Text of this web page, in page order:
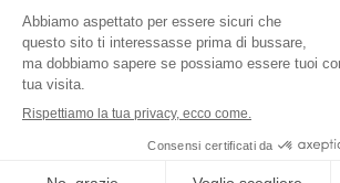
Farmacia di Cuvio Sas- via Vittorio
(VA)
info@farmaciadicuvio.it (per
farmaciadicuvio@gmail.com (per info
0332.624208| P.Iva: 03656220120 | Numero
Powered by Prenofa Web Design